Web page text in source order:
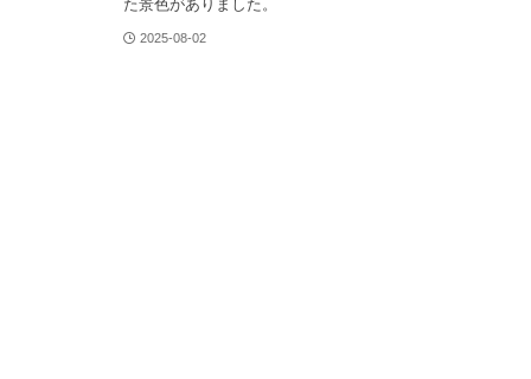
た景色がありました。
2025-08-02